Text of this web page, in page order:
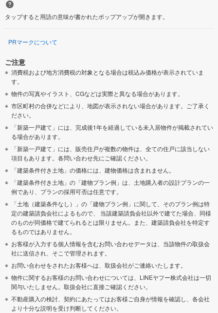
タップすると用語の意味が書かれたポップアップが開きます。
PRマークについて
ご注意
消費税および地方消費税の対象となる場合は税込み価格が表示されていま
す。
物件の写真やイラスト、CGなどは実際と異なる場合があります。
市区町村の合併などにより、地図が表示されない場合があります。ご了承く
ださい。
「新築一戸建て」には、完成後1年を経過している未入居物件が掲載されてい
る場合があります。
「新築一戸建て」には、販売住戸が複数の物件は、全ての住戸に該当しない
項目もあります。各問い合わせ先にご確認ください。
「建築条件付き土地」の価格には、建物価格は含まれません。
「建築条件付き土地」の「建物プラン例」は、土地購入者の設計プランの一
例であり、プランの採用可否は任意です。
「土地（建築条件なし）」の「建物プラン例」に関して、そのプラン例は特
定の建築請負会社によるもので、 当該建築請負会社以外で建てた場合、同様
のものが同価格で建てられるとは限りません。また、建築請負会社を特定す
るものではありません。
お客様が入力する個人情報を含むお問い合わせデータは、当該物件の取扱会
社に送信され、そこで管理されます。
お問い合わせをされたお客様へは、取扱会社がご連絡いたします。
物件に関するお客様のお問い合わせについては、LINEヤフー株式会社は一切
関与いたしません。取扱会社に直接ご確認ください。
不動産購入の検討、契約にあたってはお客様ご自身が情報を確認し、各会社
より十分な説明を受け判断してください。